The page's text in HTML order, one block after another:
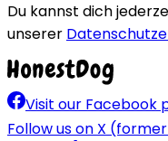
Du kannst dich
unserer
Visit our Facebook
Follow us on X